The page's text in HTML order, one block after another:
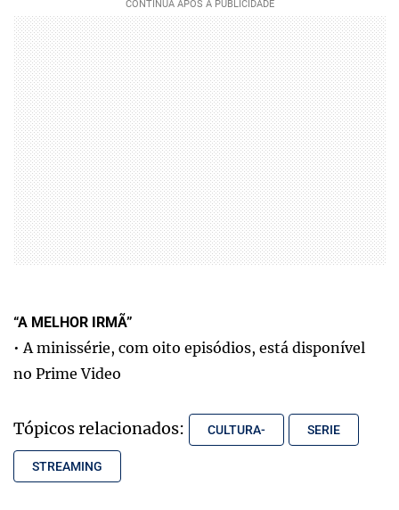
“A MELHOR IRMÃ”
• A minissérie, com oito episódios, está disponível
no Prime Video
Tópicos relacionados: CULTURA- SERIE
STREAMING